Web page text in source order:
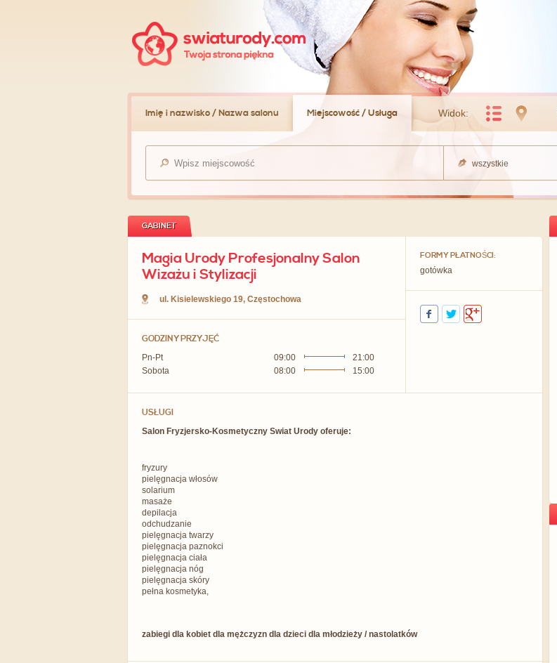
Imię i nazwisko / Nazwa salonu Miejscowość / Usługa Widok:
wszystkie
GABINET
Magia Urody Profesjonalny Salon
Wizażu i Stylizacji
ul. Kisielewskiego 19, Częstochowa
GODZINY PRZYJĘĆ
Pn-Pt 09:00
21:00
Sobota
08:00 15:00
FORMY PŁATNOŚCI:
gotówka
USŁUGI
Salon Fryzjersko-Kosmetyczny Swiat Urody oferuje:
fryzury
pielęgnacja włosów
solarium
masaże
depilacja
odchudzanie
pielęgnacja twarzy
pielęgnacja paznokci
pielęgnacja ciała
pielęgnacja nóg
pielęgnacja skóry
pełna kosmetyka,
zabiegi dla kobiet dla mężczyzn dla dzieci dla młodzieży / nastolatków